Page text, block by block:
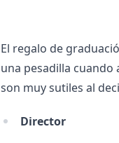
El regalo de
una pesadilla cuando
son muy sutiles al
Director